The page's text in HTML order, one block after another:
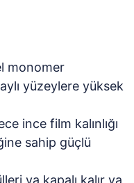
monomer
yüzeylere yüksek
ince film kalınlığı
sahip güçlü
ya kapalı kalır ya